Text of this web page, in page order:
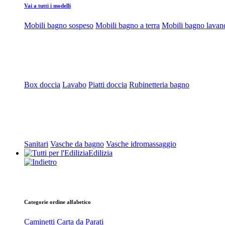
Vai a tutti i modelli
Mobili bagno sospeso Mobili bagno a terra Mobili bagno
Box doccia Lavabo Piatti doccia Rubinetteria bagno
Sanitari Vasche da bagno Vasche idromassaggio
Edilizia
Categorie ordine alfabetico
Caminetti Carta da Parati